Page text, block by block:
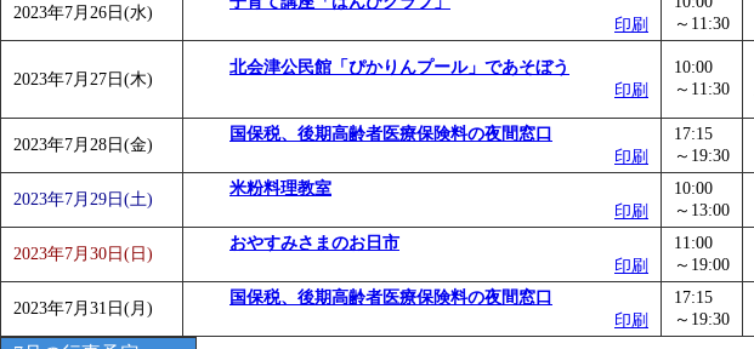
2023年7月26日(水)
印刷
～11:30
2023年7月27日(木)
北会津公民館「ぴかりんプール」であそぼう
印刷
10:00
～11:30
2023年7月28日(金)
国保税、後期高齢者医療保険料の夜間窓口
印刷
17:15
～19:30
2023年7月29日(土)
米粉料理教室
印刷
10:00
～13:00
2023年7月30日(日)
おやすみさまのお日市
印刷
11:00
～19:00
2023年7月31日(月)
国保税、後期高齢者医療保険料の夜間窓口
印刷
17:15
～19:30